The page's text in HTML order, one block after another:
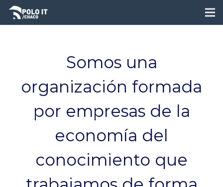
Somos una
organización formada
por empresas de la
economía del
conocimiento que